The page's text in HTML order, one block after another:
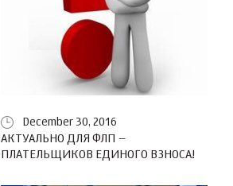
December 30, 2016
АКТУАЛЬНО ДЛЯ ФЛП –
ПЛАТЕЛЬЩИКОВ ЕДИНОГО ВЗНОСА!